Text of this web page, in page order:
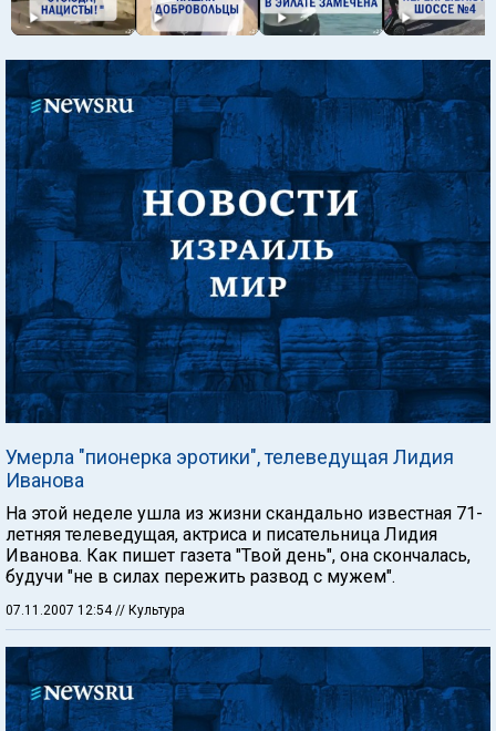
Умерла "пионерка эротики", телеведущая Лидия
Иванова
На этой неделе ушла из жизни скандально известная 71-
летняя телеведущая, актриса и писательница Лидия
Иванова. Как пишет газета "Твой день", она скончалась,
будучи "не в силах пережить развод с мужем".
07.11.2007 12:54// Культура